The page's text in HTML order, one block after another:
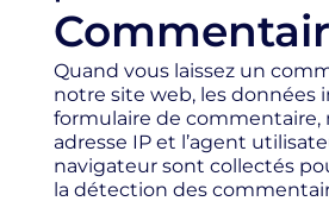
Quand vous laissez un
notre site web, les données
formulaire de commentaire,
adresse IP et l’agent
navigateur sont collectés
la détection des